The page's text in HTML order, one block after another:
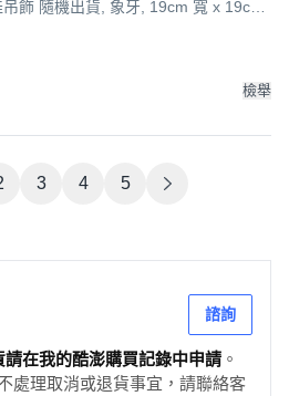
飾 隨機出貨, 象牙, 19cm 寬 x 19cm
檢舉
3 4 5
諮詢
請在我的酷澎購買記錄中申請 。
處理取消或退貨事宜，請聯絡客